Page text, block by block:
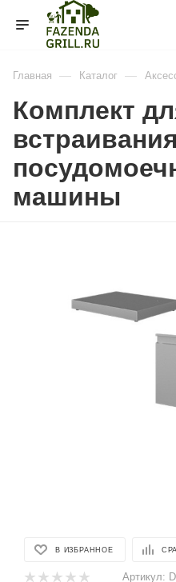
Главная — Каталог —
Комплект
встраивания
машины
В ИЗБРАННОЕ
Артикул: